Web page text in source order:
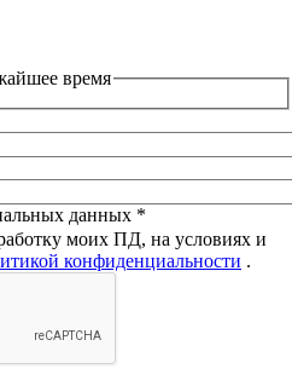
время
данных *
моих ПД, на условиях и
конфиденциальности .